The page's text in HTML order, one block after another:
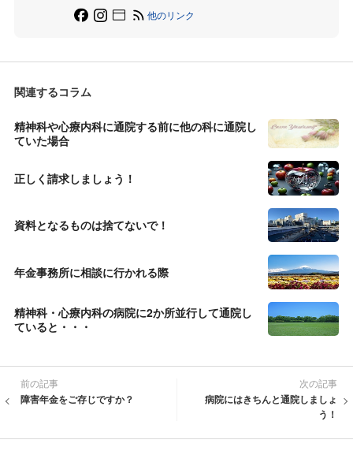
他のリンク
関連するコラム
精神科や心療内科に通院する前に他の科に通院し
ていた場合
正しく請求しましょう！
資料となるものは捨てないで！
年金事務所に相談に行かれる際
精神科・心療内科の病院に2か所並行して通院し
ていると・・・
前の記事
障害年金をご存じですか？
次の記事
病院にはきちんと通院しましょ
う！